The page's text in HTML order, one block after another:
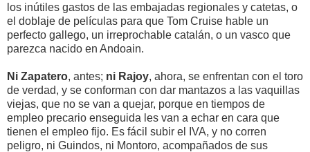
los inútiles gastos de las embajadas regionales y catetas, o
el doblaje de películas para que Tom Cruise hable un
perfecto gallego, un irreprochable catalán, o un vasco que
parezca nacido en Andoain.
Ni Zapatero, antes; ni Rajoy, ahora, se enfrentan con el toro
de verdad, y se conforman con dar mantazos a las vaquillas
viejas, que no se van a quejar, porque en tiempos de
empleo precario enseguida les van a echar en cara que
tienen el empleo fijo. Es fácil subir el IVA, y no corren
peligro, ni Guindos, ni Montoro, acompañados de sus